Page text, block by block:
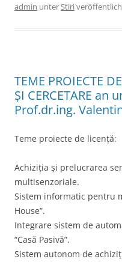
admin unterStiri
TEME PROIECTE
ȘI CERCETARE an
Prof.dr.ing.
Teme proiecte de licență:
Achiziția și prelucrarea
multisenzoriale.
Sistem informatic pentru
House”.
Integrare sistem de
“Casă Pasivă”.
Sistem autonom de